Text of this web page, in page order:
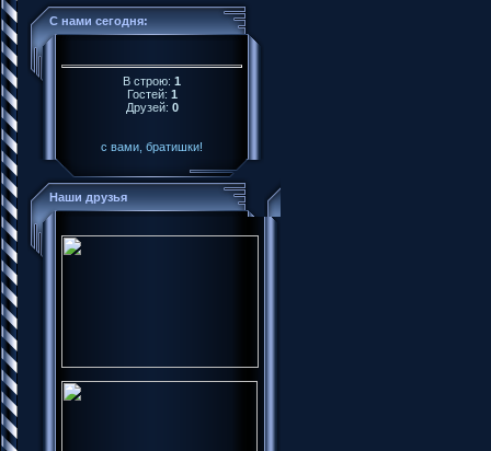
С нами сегодня:
В строю: 1
Гостей: 1
Друзей: 0
с вами, братишки!
Наши друзья